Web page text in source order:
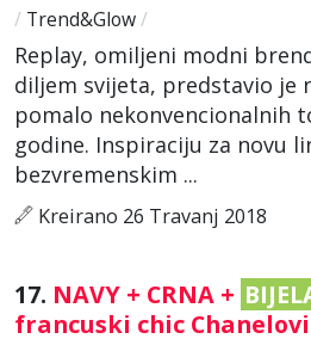
/ Trend&Glow/
Replay, omiljeni modni
diljem svijeta, predstavio je
pomalo nekonvencionalnih
godine. Inspiraciju za novu
bezvremenskim ...
Kreirano 26 Travanj 2018
17. NAVY + CRNA +
francuski chic